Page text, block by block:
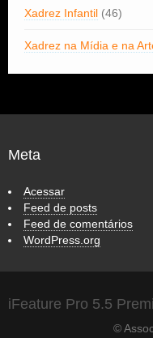
Xadrez Infantil (46)
Xadrez na Mídia e na
Meta
Acessar
Feed de posts
Feed de comentários
WordPress.org
iFeature Pro 5.5
©